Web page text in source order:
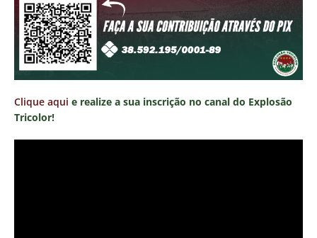
Clique aqui e realize a sua inscrição no canal do Explosão
Tricolor!